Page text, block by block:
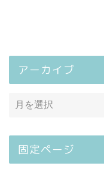
アーカイブ
固定ページ